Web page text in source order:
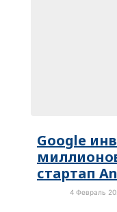
Google
стартап
4 Февраль